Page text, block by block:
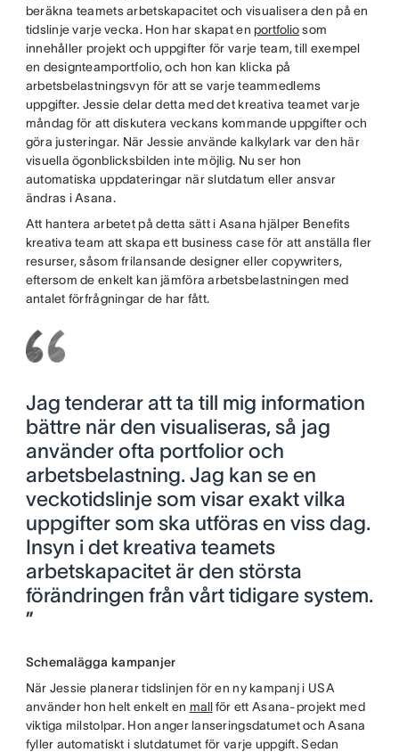
beräkna teamets arbetskapacitet och visualisera den på en
tidslinje varje vecka. Hon har skapat en portfoliosom
innehåller projekt och uppgifter för varje team, till exempel
en designteamportfolio, och hon kan klicka på
arbetsbelastningsvyn för att se varje teammedlems
uppgifter. Jessie delar detta med det kreativa teamet varje
måndag för att diskutera veckans kommande uppgifter och
göra justeringar. När Jessie använde kalkylark var den här
visuella ögonblicksbilden inte möjlig. Nu ser hon
automatiska uppdateringar när slutdatum eller ansvar
ändras i Asana.
Att hantera arbetet på detta sätt i Asana hjälper Benefits
kreativa team att skapa ett business case för att anställa fler
resurser, såsom frilansande designer eller copywriters,
eftersom de enkelt kan jämföra arbetsbelastningen med
antalet förfrågningar de har fått.
Jag tenderar att ta till mig information
bättre när den visualiseras, så jag
använder ofta portfolior och
arbetsbelastning. Jag kan se en
veckotidslinje som visar exakt vilka
uppgifter som ska utföras en viss dag.
Insyn i det kreativa teamets
arbetskapacitet är den största
förändringen från vårt tidigare system.
”
Schemalägga kampanjer
När Jessie planerar tidslinjen för en ny kampanj i USA
använder hon helt enkelt en mallför ett Asana-projekt med
viktiga milstolpar. Hon anger lanseringsdatumet och Asana
fyller automatiskt i slutdatumet för varje uppgift. Sedan